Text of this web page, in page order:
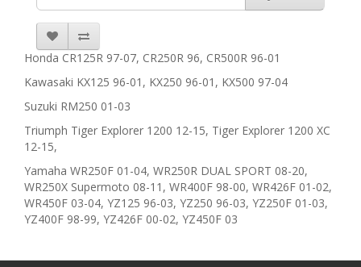
Honda CR125R 97-07, CR250R 96, CR500R 96-01
Kawasaki KX125 96-01, KX250 96-01, KX500 97-04
Suzuki RM250 01-03
Triumph Tiger Explorer 1200 12-15, Tiger Explorer 1200 XC
12-15,
Yamaha WR250F 01-04, WR250R DUAL SPORT 08-20,
WR250X Supermoto 08-11, WR400F 98-00, WR426F 01-02,
WR450F 03-04, YZ125 96-03, YZ250 96-03, YZ250F 01-03,
YZ400F 98-99, YZ426F 00-02, YZ450F 03